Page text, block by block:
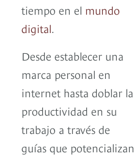
tiempo en el mundo
digital.
Desde establecer una
marca personal en
internet hasta doblar la
productividad en su
trabajo a través de
guías que potencializan